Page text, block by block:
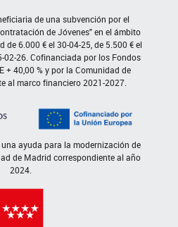
de una subvención por el
de Jóvenes" en el ámbito
de 6.000 € el 30-04-25, de 5.500 € el
02-26. Cofinanciada por los Fondos
+ 40,00 % y por la Comunidad de
al marco financiero 2021-2027.
ayuda para la modernización de
de Madrid correspondiente al año
2024.